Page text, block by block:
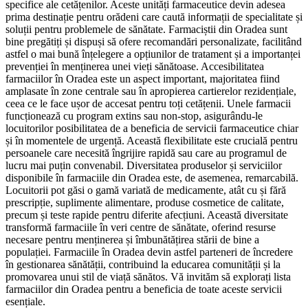
specifice ale cetățenilor. Aceste unități farmaceutice devin adesea
prima destinație pentru orădeni care caută informații de specialitate și
soluții pentru problemele de sănătate. Farmaciștii din Oradea sunt
bine pregătiți și dispuși să ofere recomandări personalizate, facilitând
astfel o mai bună înțelegere a opțiunilor de tratament și a importanței
prevenției în menținerea unei vieți sănătoase. Accesibilitatea
farmaciilor în Oradea este un aspect important, majoritatea fiind
amplasate în zone centrale sau în apropierea cartierelor rezidențiale,
ceea ce le face ușor de accesat pentru toți cetățenii. Unele farmacii
funcționează cu program extins sau non-stop, asigurându-le
locuitorilor posibilitatea de a beneficia de servicii farmaceutice chiar
și în momentele de urgență. Această flexibilitate este crucială pentru
persoanele care necesită îngrijire rapidă sau care au programul de
lucru mai puțin convenabil. Diversitatea produselor și serviciilor
disponibile în farmaciile din Oradea este, de asemenea, remarcabilă.
Locuitorii pot găsi o gamă variată de medicamente, atât cu și fără
prescripție, suplimente alimentare, produse cosmetice de calitate,
precum și teste rapide pentru diferite afecțiuni. Această diversitate
transformă farmaciile în veri centre de sănătate, oferind resurse
necesare pentru menținerea și îmbunătățirea stării de bine a
populației. Farmaciile în Oradea devin astfel parteneri de încredere
în gestionarea sănătății, contribuind la educarea comunității și la
promovarea unui stil de viață sănătos. Vă invităm să explorați lista
farmaciilor din Oradea pentru a beneficia de toate aceste servicii
esențiale.